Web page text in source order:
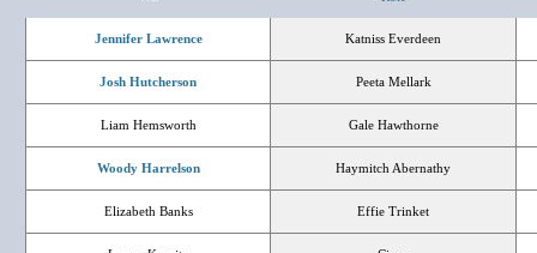
Jennifer Lawrence Katniss Everdeen
Josh Hutcherson Peeta Mellark
Liam Hemsworth Gale Hawthorne
Woody Harrelson Haymitch Abernathy
Elizabeth Banks Effie Trinket